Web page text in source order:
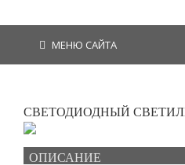
МЕНЮ САЙТА
СВЕТОДИОДНЫЙ
ОПИСАНИЕ